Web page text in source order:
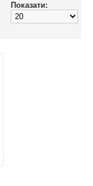
Показати: